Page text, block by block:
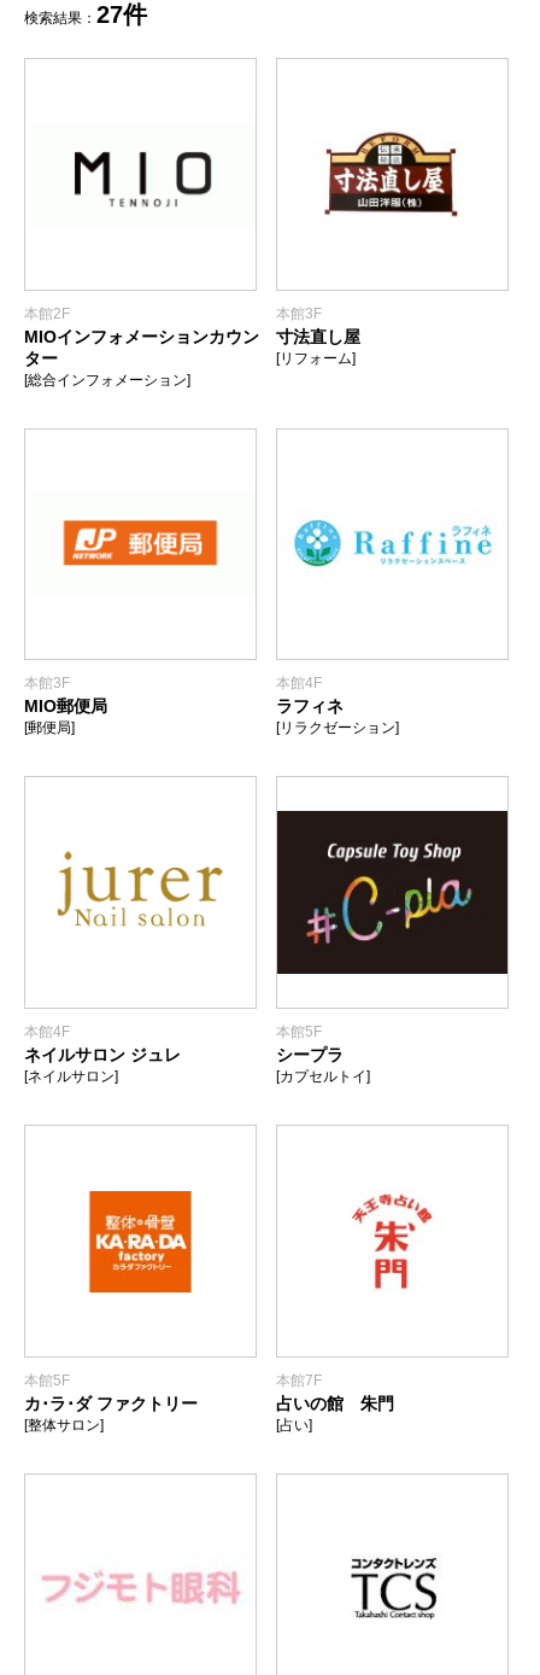
検索結果： 27件
本館2F
MIOインフォメーションカウン
ター
[総合インフォメーション]
本館3F
寸法直し屋
[リフォーム]
本館3F
MIO郵便局
[郵便局]
本館4F
ラフィネ
[リラクゼーション]
本館4F
ネイルサロン ジュレ
[ネイルサロン]
本館5F
シープラ
[カプセルトイ]
本館5F
カ･ラ･ダ ファクトリー
[整体サロン]
本館7F
占いの館 朱門
[占い]